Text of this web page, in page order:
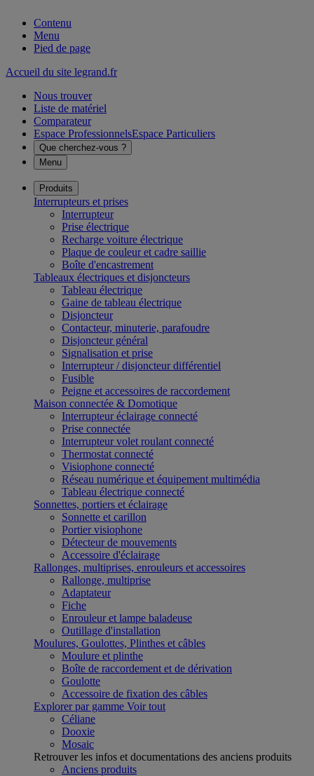
Contenu
Menu
Pied de page
Accueil du site legrand.fr
Nous trouver
Liste de matériel
Comparateur
Espace ProfessionnelsEspace Particuliers
Que cherchez-vous ?
Menu
Produits
Interrupteurs et prises
Interrupteur
Prise électrique
Recharge voiture électrique
Plaque de couleur et cadre saillie
Boîte d'encastrement
Tableaux électriques et disjoncteurs
Tableau électrique
Gaine de tableau électrique
Disjoncteur
Contacteur, minuterie, parafoudre
Disjoncteur général
Signalisation et prise
Interrupteur / disjoncteur différentiel
Fusible
Peigne et accessoires de raccordement
Maison connectée & Domotique
Interrupteur éclairage connecté
Prise connectée
Interrupteur volet roulant connecté
Thermostat connecté
Visiophone connecté
Réseau numérique et équipement multimédia
Tableau électrique connecté
Sonnettes, portiers et éclairage
Sonnette et carillon
Portier visiophone
Détecteur de mouvements
Accessoire d'éclairage
Rallonges, multiprises, enrouleurs et accessoires
Rallonge, multiprise
Adaptateur
Fiche
Enrouleur et lampe baladeuse
Outillage d'installation
Moulures, Goulottes, Plinthes et câbles
Moulure et plinthe
Boîte de raccordement et de dérivation
Goulotte
Accessoire de fixation des câbles
Explorer par gamme Voir tout
Céliane
Dooxie
Mosaic
Retrouver les infos et documentations des anciens produits
Anciens produits